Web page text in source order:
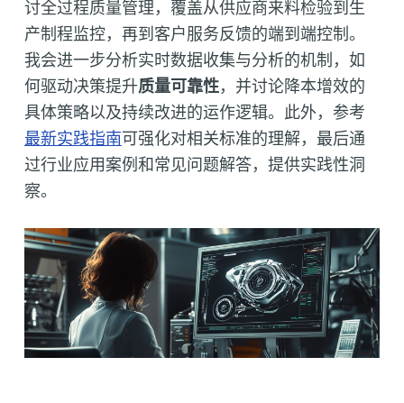
讨全过程质量管理，覆盖从供应商来料检验到生
产制程监控，再到客户服务反馈的端到端控制。
我会进一步分析实时数据收集与分析的机制，如
何驱动决策提升质量可靠性，并讨论降本增效的
具体策略以及持续改进的运作逻辑。此外，参考
最新实践指南可强化对相关标准的理解，最后通
过行业应用案例和常见问题解答，提供实践性洞
察。